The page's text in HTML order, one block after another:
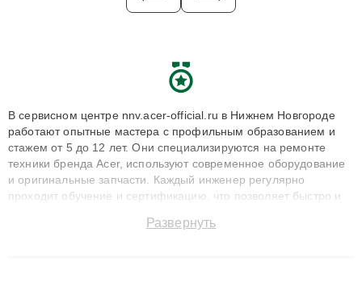
В сервисном центре nnv.acer-official.ru в Нижнем Новгороде
работают опытные мастера с профильным образованием и
стажем от 5 до 12 лет. Они специализируются на ремонте
техники бренда Acer, используют современное оборудование
и оригинальные запчасти. Каждый инженер регулярно
проходит обучение и сертификацию, что позволяет быстро и
сохранением гарантии до 3 лет. Наши мастера решают
Развернуть